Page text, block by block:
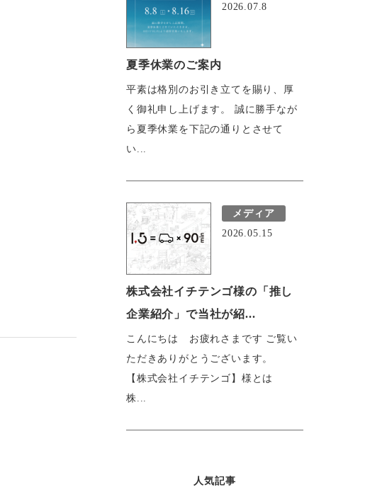
2026.07.8
夏季休業のご案内
平素は格別のお引き立てを賜り、厚
く御礼申し上げます。 誠に勝手なが
ら夏季休業を下記の通りとさせて
い...
メディア
2026.05.15
株式会社イチテンゴ様の「推し
企業紹介」で当社が紹...
こんにちは お疲れさまです ご覧い
ただきありがとうございます。
【株式会社イチテンゴ】様とは
株...
人気記事